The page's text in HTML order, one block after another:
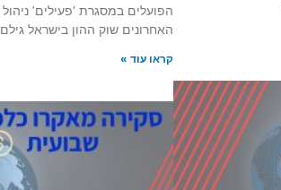
הפועלים במסגרת ‘פעילים’
האחרונים שוק ההון בישראל
קראו עוד »